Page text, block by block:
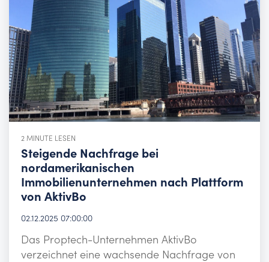
2 MINUTE LESEN
Steigende Nachfrage bei
nordamerikanischen
Immobilienunternehmen nach Plattform
von AktivBo
02.12.2025 07:00:00
Das Proptech-Unternehmen AktivBo
verzeichnet eine wachsende Nachfrage von